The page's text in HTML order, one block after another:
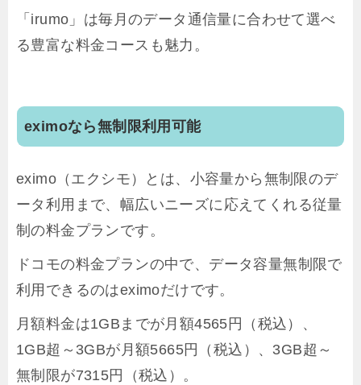
「irumo」は毎月のデータ通信量に合わせて選べ
る豊富な料金コースも魅力。
eximoなら無制限利用可能
eximo（エクシモ）とは、小容量から無制限のデ
ータ利用まで、幅広いニーズに応えてくれる従量
制の料金プランです。
ドコモの料金プランの中で、データ容量無制限で
利用できるのはeximoだけです。
月額料金は1GBまでが月額4565円（税込）、
1GB超～3GBが月額5665円（税込）、3GB超～
無制限が7315円（税込）。